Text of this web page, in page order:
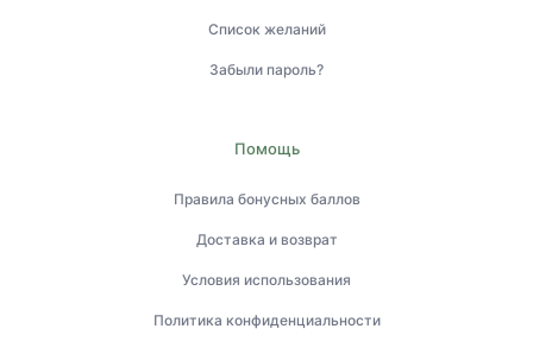
Список желаний
Забыли пароль?
Помощь
Правила бонусных баллов
Доставка и возврат
Условия использования
Политика конфиденциальности